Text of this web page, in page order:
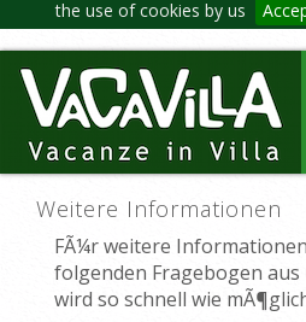
the use of cookies by us
Weitere Informationen
FÃ¼r weitere
folgenden Fragebogen
wird so schnell wie